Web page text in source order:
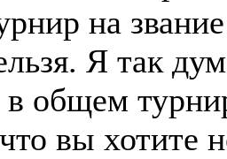
на
Я так
общем
вы хотите